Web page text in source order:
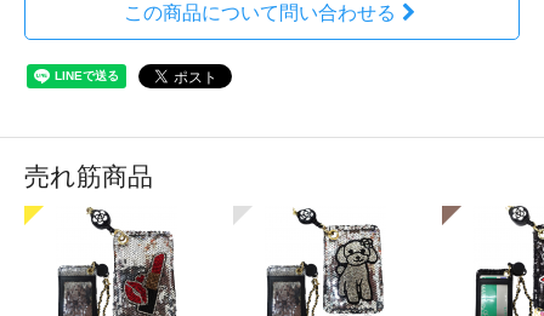
この商品について問い合わせる
売れ筋商品